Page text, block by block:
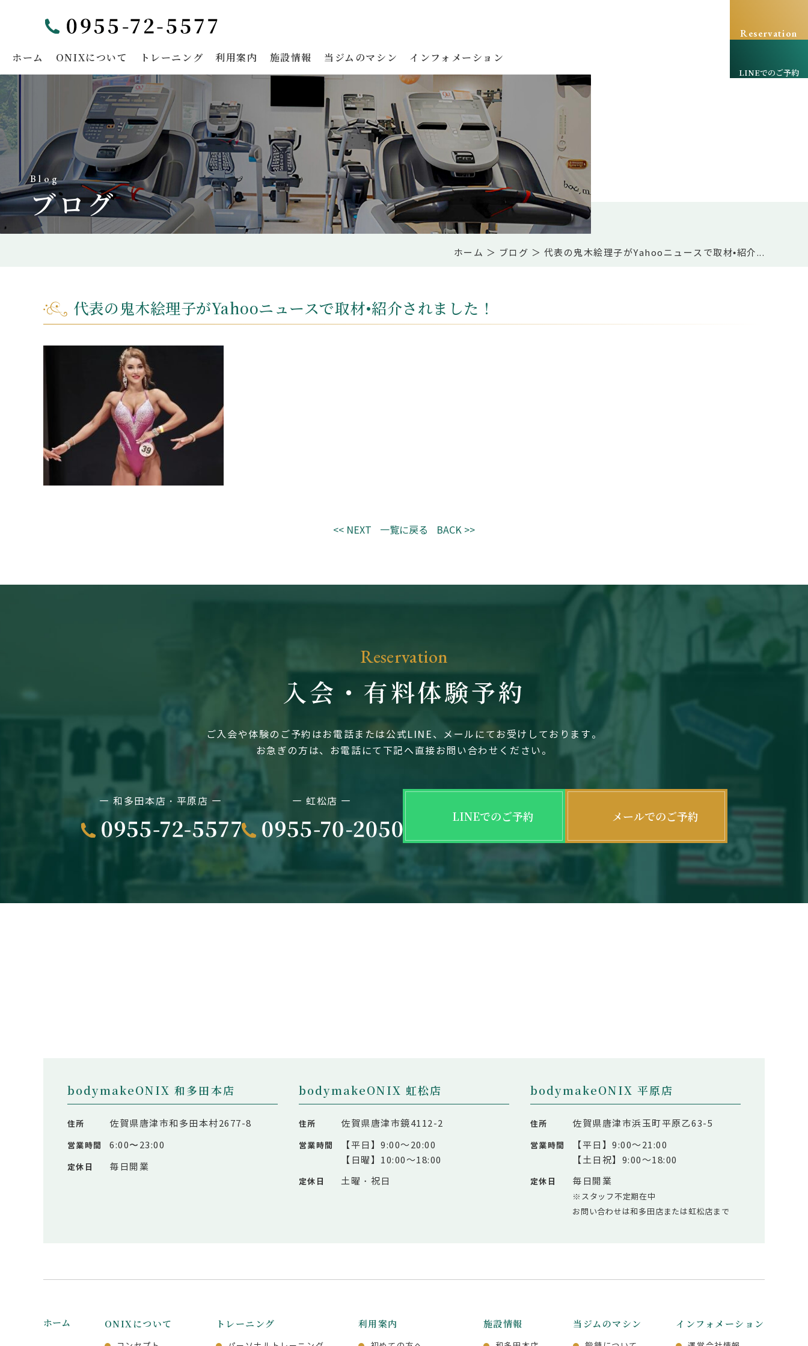
ホーム ONIXについて トレーニング 利用案内 施設情報 当ジムのマシン インフォメーション
Reservation
LINEでのご予約
Blog
ブログ
ホーム ＞ ブログ ＞ 代表の鬼木絵理子がYahooニュースで取材•紹介...
代表の鬼木絵理子がYahooニュースで取材•紹介されました！
<< NEXT 一覧に戻る BACK >>
Reservation
入会・有料体験予約
ご入会や体験のご予約はお電話または公式LINE、メールにてお受けしております。
お急ぎの方は、お電話にて下記へ直接お問い合わせください。
― 和多田本店・平原店 ― ― 虹松店 ―
LINEでのご予約 メールでのご予約
bodymakeONIX 和多田本店
住所 佐賀県唐津市和多田本村2677-8
営業時間 6:00〜23:00
定休日 毎日開業
bodymakeONIX 虹松店
住所 佐賀県唐津市鏡4112-2
営業時間
【平日】9:00～20:00
【日曜】10:00～18:00
定休日 土曜・祝日
bodymakeONIX 平原店
住所 佐賀県唐津市浜玉町平原乙63-5
営業時間
【平日】9:00～21:00
【土日祝】9:00～18:00
定休日 毎日開業
※スタッフ不定期在中
お問い合わせは和多田店または虹松店まで
ホーム ONIXについて トレーニング 利用案内 施設情報 当ジムのマシン インフォメーション